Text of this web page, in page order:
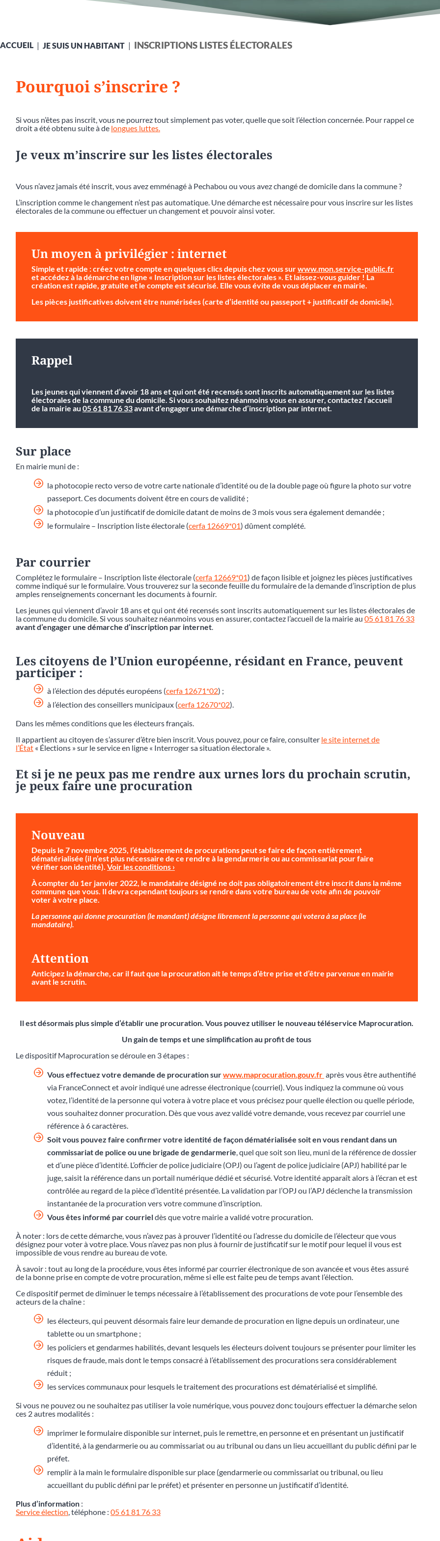
ACCUEIL JE SUIS UN HABITANT INSCRIPTIONS LISTES ÉLECTORALES
Pourquoi s’inscrire ?
Si vous n’êtes pas inscrit, vous ne pourrez tout simplement pas voter, quelle que soit l’élection concernée. Pour rappel ce
droit a été obtenu suite à de longues luttes.
Je veux m’inscrire sur les listes électorales
Vous n’avez jamais été inscrit, vous avez emménagé à Pechabou ou vous avez changé de domicile dans la commune ?
L’inscription comme le changement n’est pas automatique. Une démarche est nécessaire pour vous inscrire sur les listes
électorales de la commune ou effectuer un changement et pouvoir ainsi voter.
Un moyen à privilégier : internet
Simple et rapide : créez votre compte en quelques clics depuis chez vous surwww.mon.service-public.fr
et accédez à la démarche en ligne « Inscription sur les listes électorales ». Et laissez-vous guider ! La
création est rapide, gratuite et le compte est sécurisé. Elle vous évite de vous déplacer en mairie.
Les pièces justificatives doivent être numérisées (carte d’identité ou passeport + justificatif de domicile).
Rappel
Les jeunes qui viennent d’avoir 18 ans et qui ont été recensés sont inscrits automatiquement sur les listes
électorales de la commune du domicile. Si vous souhaitez néanmoins vous en assurer, contactez l’accueil
de la mairie au 05 61 81 76 33avant d’engager une démarche d’inscription par internet.
Sur place
En mairie muni de :
la photocopie recto verso de votre carte nationale d’identité ou de la double page où figure la photo sur votre
passeport. Ces documents doivent être en cours de validité ;
la photocopie d’un justificatif de domicile datant de moins de 3 mois vous sera également demandée ;
le formulaire – Inscription liste électorale (cerfa 12669*01) dûment complété.
Par courrier
Complétez le formulaire – Inscription liste électorale (cerfa 12669*01) de façon lisible et joignez les pièces justificatives
comme indiqué sur le formulaire. Vous trouverez sur la seconde feuille du formulaire de la demande d’inscription de plus
amples renseignements concernant les documents à fournir.
Les jeunes qui viennent d’avoir 18 ans et qui ont été recensés sont inscrits automatiquement sur les listes électorales de
la commune du domicile. Si vous souhaitez néanmoins vous en assurer, contactez l’accueil de la mairie au 05 61 81 76 33
avant d’engager une démarche d’inscription par internet
Les citoyens de l’Union européenne, résidant en France, peuvent
participer :
à l’élection des députés européens (cerfa 12671*02) ;
à l’élection des conseillers municipaux (cerfa 12670*02).
Dans les mêmes conditions que les électeurs français.
Il appartient au citoyen de s’assurer d’être bien inscrit. Vous pouvez, pour ce faire, consulter le site internet de
l’État « Élections » sur le service en ligne « Interroger sa situation électorale ».
Et si je ne peux pas me rendre aux urnes lors du prochain scrutin,
je peux faire une procuration
Nouveau
Depuis le 7 novembre 2025, l’établissement de procurations peut se faire de façon entièrement
dématérialisée (il n’est plus nécessaire de ce rendre à la gendarmerie ou au commissariat pour faire
vérifier son identité). Voir les conditions ›
À compter du 1er janvier 2022, le mandataire désigné ne doit pas obligatoirement être inscrit dans la même
commune que vous. Il devra cependant toujours se rendre dans votre bureau de vote afin de pouvoir
voter à votre place.
La personne qui donne procuration (le mandant) désigne librement la personne qui votera à sa place (le
mandataire).
Attention
Anticipez la démarche, car il faut que la procuration ait le temps d’être prise et d’être parvenue en mairie
avant le scrutin.
Il est désormais plus simple d’établir une procuration. Vous pouvez utiliser le nouveau téléservice Maprocuration.
Un gain de temps et une simplification au profit de tous
Le dispositif Maprocuration se déroule en 3 étapes :
Vous effectuez votre demande de procuration surwww.maprocuration.gouv.fr après vous être authentifié
via FranceConnect et avoir indiqué une adresse électronique (courriel). Vous indiquez la commune où vous
votez, l’identité de la personne qui votera à votre place et vous précisez pour quelle élection ou quelle période,
vous souhaitez donner procuration. Dès que vous avez validé votre demande, vous recevez par courriel une
référence à 6 caractères.
Soit vous pouvez faire confirmer votre identité de façon dématérialisée soit en vous rendantdans un
commissariat de police ou une brigade de gendarmerie, quel que soit son lieu, muni de la référence de dossier
et d’une pièce d’identité. L’officier de police judiciaire (OPJ) ou l’agent de police judiciaire (APJ) habilité par le
juge, saisit la référence dans un portail numérique dédié et sécurisé. Votre identité apparaît alors à l’écran et est
contrôlée au regard de la pièce d’identité présentée. La validation par l’OPJ ou l’APJ déclenche la transmission
instantanée de la procuration vers votre commune d’inscription.
Vous êtes informé par courrieldès que votre mairie a validé votre procuration.
À noter : lors de cette démarche, vous n’avez pas à prouver l’identité ou l’adresse du domicile de l’électeur que vous
désignez pour voter à votre place. Vous n’avez pas non plus à fournir de justificatif sur le motif pour lequel il vous est
impossible de vous rendre au bureau de vote.
À savoir : tout au long de la procédure, vous êtes informé par courrier électronique de son avancée et vous êtes assuré
de la bonne prise en compte de votre procuration, même si elle est faite peu de temps avant l’élection.
Ce dispositif permet de diminuer le temps nécessaire à l’établissement des procurations de vote pour l’ensemble des
acteurs de la chaîne :
les électeurs, qui peuvent désormais faire leur demande de procuration en ligne depuis un ordinateur, une
tablette ou un smartphone ;
les policiers et gendarmes habilités, devant lesquels les électeurs doivent toujours se présenter pour limiter les
risques de fraude, mais dont le temps consacré à l’établissement des procurations sera considérablement
réduit ;
les services communaux pour lesquels le traitement des procurations est dématérialisé et simplifié.
Si vous ne pouvez ou ne souhaitez pas utiliser la voie numérique, vous pouvez donc toujours effectuer la démarche selon
ces 2 autres modalités :
imprimer le formulaire disponible sur internet, puis le remettre, en personne et en présentant un justificatif
d’identité, à la gendarmerie ou au commissariat ou au tribunal ou dans un lieu accueillant du public défini par le
préfet.
remplir à la main le formulaire disponible sur place (gendarmerie ou commissariat ou tribunal, ou lieu
accueillant du public défini par le préfet) et présenter en personne un justificatif d’identité.
Plus d’information :
Service élection, téléphone : 05 61 81 76 33